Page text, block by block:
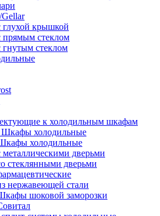
Gellar
глухой крышкой
прямым стеклом
гнутым стеклом
к холодильным шкафам
холодильные
холодильные
металлическими дверьми
стеклянными дверьми
нержавеющей стали
шоковой заморозки